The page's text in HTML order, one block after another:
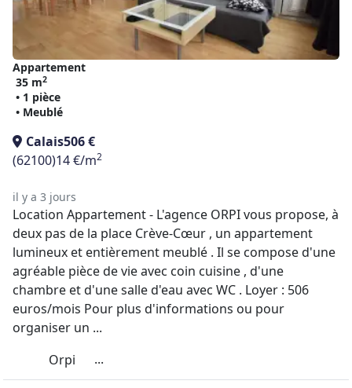
Appartement
35 m2
• 1 pièce
• Meublé
Calais506 €
(62100)14 €/m2
il y a 3 jours
Location Appartement - L'agence ORPI vous propose, à
deux pas de la place Crève-Cœur , un appartement
lumineux et entièrement meublé . Il se compose d'une
agréable pièce de vie avec coin cuisine , d'une
chambre et d'une salle d'eau avec WC . Loyer : 506
euros/mois Pour plus d'informations ou pour
organiser un ...
Orpi
...